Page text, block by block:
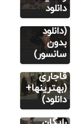
دانلود
اکشن
رزمی خفن
(دانلود
بدون
سانسور)
فیلم
8 فیلم و
سریال
تاریخی
ایرانی
قاجاری
(بهترینها+
دانلود)
فیلم
6 فیلم
تاریخی
ایرانی
ساخت
خارج
(دانلود